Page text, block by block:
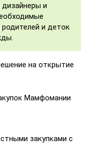
и
и деток
на открытие
Мамфомании
закупками с